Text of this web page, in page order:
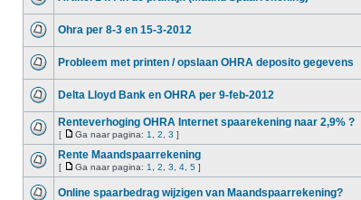
Ohra per 8-3 en 15-3-2012
Probleem met printen / opslaan OHRA deposito gegevens
Delta Lloyd Bank en OHRA per 9-feb-2012
Renteverhoging OHRA Internet spaarekening naar 2,9% ?
[ Ga naar pagina: 1 2 3 ]
Rente Maandspaarrekening
[ Ga naar pagina: 1 2 3 4 5 ]
Online spaarbedrag wijzigen van Maandspaarrekening?